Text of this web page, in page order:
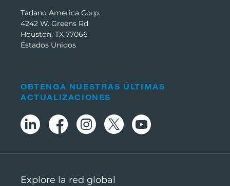
Tadano America Corp.
4242 W. Greens Rd.
Houston, TX 77066
Estados Unidos
OBTENGA NUESTRAS ÚLTIMAS
ACTUALIZACIONES
Explore la red global